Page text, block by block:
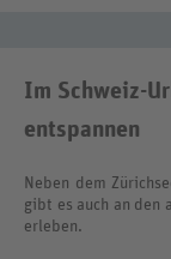
Im Schweiz-
entspannen
Neben dem
gibt es auch an den
erleben.